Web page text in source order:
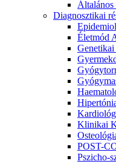
Általános
Diagnosztikai
Életmód
Genetikai
Klinikai
POST-
Pszicho-